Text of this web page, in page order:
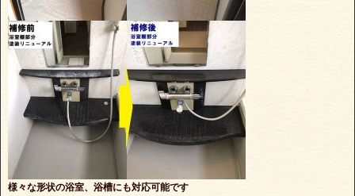
様々な形状の浴室、浴槽にも対応可能です